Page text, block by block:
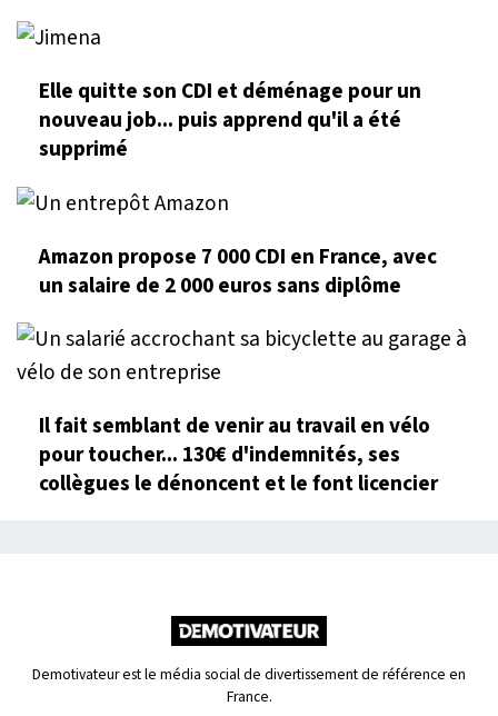
Elle quitte son CDI et déménage pour un
nouveau job... puis apprend qu'il a été
supprimé
Amazon propose 7 000 CDI en France, avec
un salaire de 2 000 euros sans diplôme
Il fait semblant de venir au travail en vélo
pour toucher... 130€ d'indemnités, ses
collègues le dénoncent et le font licencier
Demotivateur est le média social de divertissement de référence en
France.